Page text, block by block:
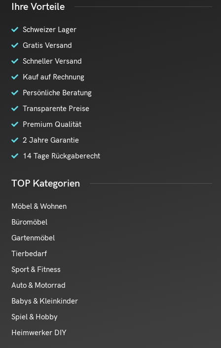
Ihre Vorteile
Schweizer Lager
Gratis Versand
Schneller Versand
Kauf auf Rechnung
Persönliche Beratung
Transparente Preise
Premium Qualität
2 Jahre Garantie
14 Tage Rückgaberecht
TOP Kategorien
Möbel & Wohnen
Büromöbel
Gartenmöbel
Tierbedarf
Sport & Fitness
Auto & Motorrad
Babys & Kleinkinder
Spiel & Hobby
Heimwerker DIY